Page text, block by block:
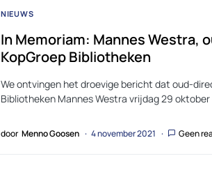
NIEUWS
In Memoriam: Mannes Westra,
KopGroep Bibliotheken
We ontvingen het droevige bericht dat oud-
Bibliotheken Mannes Westra vrijdag 29
door Menno Goosen 4 november 2021 Geen